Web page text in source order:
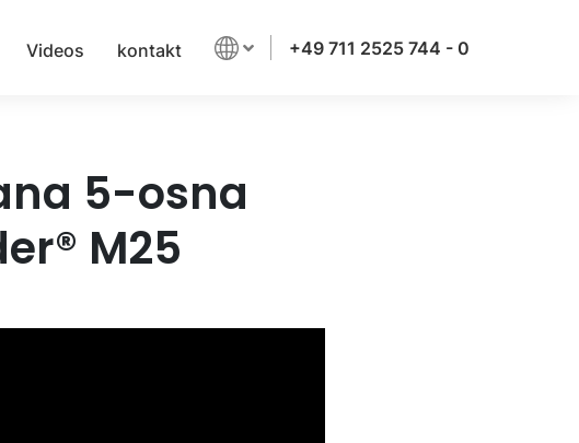
Videos kontakt +49 711 2525 744 - 0
5-osna
M25